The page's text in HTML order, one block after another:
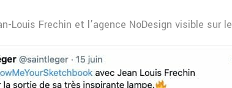
Louis Frechin et l’agence NoDesign visible sur le